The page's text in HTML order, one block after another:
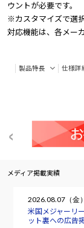
ウントが必要です。
※カスタマイズで選
対応機能は、各メー
製品特長 仕様詳
メディア掲載実績
2026.08.07（金）
米国メジャーリ
ット裏への広告